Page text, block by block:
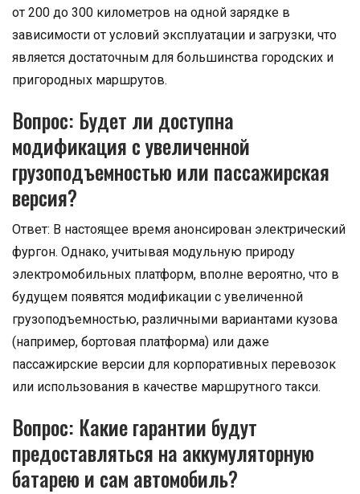
от 200 до 300 километров на одной зарядке в
зависимости от условий эксплуатации и загрузки, что
является достаточным для большинства городских и
пригородных маршрутов.
Вопрос: Будет ли доступна
модификация с увеличенной
грузоподъемностью или пассажирская
версия?
Ответ: В настоящее время анонсирован электрический
фургон. Однако, учитывая модульную природу
электромобильных платформ, вполне вероятно, что в
будущем появятся модификации с увеличенной
грузоподъемностью, различными вариантами кузова
(например, бортовая платформа) или даже
пассажирские версии для корпоративных перевозок
или использования в качестве маршрутного такси.
Вопрос: Какие гарантии будут
предоставляться на аккумуляторную
батарею и сам автомобиль?